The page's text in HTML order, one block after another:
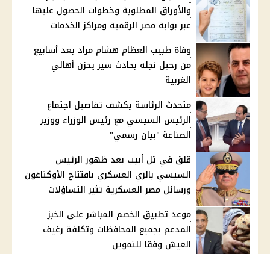
والأوراق المطلوبة وخطوات الحصول عليها
عبر بوابة مصر الرقمية ومراكز الخدمات
وفاة طبيب العظام هشام مراد بعد أسابيع
من رحيل نجله بحادث سير يحزن أهالي
الغربية
متحدث الرئاسة يكشف تفاصيل اجتماع
الرئيس السيسي مع رئيس الوزراء ووزير
الصناعة "بيان رسمي"
قلق في تل أبيب بعد ظهور الرئيس
السيسي بالزي العسكري بافتتاح الأوكتاغون
ورسائل مصر العسكرية تثير التساؤلات
موعد تطبيق الخصم المباشر على الخبز
المدعم بجميع المحافظات وتكلفة رغيف
العيش وفقا للتموين